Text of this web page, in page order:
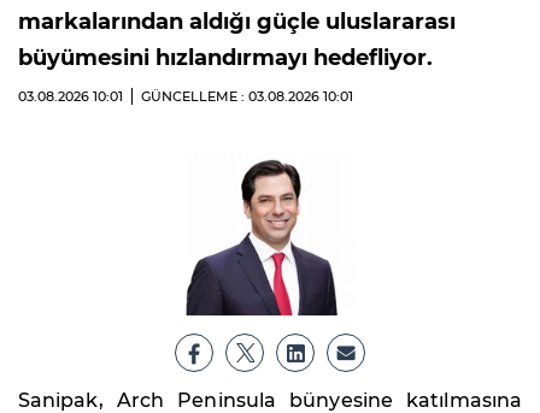
markalarından aldığı güçle uluslararası
büyümesini hızlandırmayı hedefliyor.
03.08.2026 10:01 GÜNCELLEME : 03.08.2026 10:01
Sanipak, Arch Peninsula bünyesine katılmasına